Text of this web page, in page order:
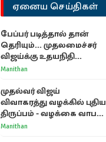
ஏனைய செய்திகள்
பேப்பர் படித்தால் தான்
தெரியும்... முதலமைச்சர்
விஜய்க்கு உதயநிதி
ஸ்டாலின் பதிலடி
Manithan
முதல்வர் விஜய்
விவாகரத்து வழக்கில் புதிய
திருப்பம் - வழக்கை வாபஸ்
பெற்ற சங்கீதா!
Manithan